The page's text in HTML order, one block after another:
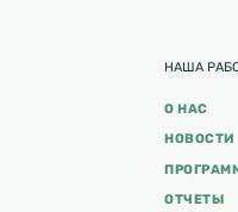
НАША
О НАС
НОВОСТИ
ОТЧЕТЫ